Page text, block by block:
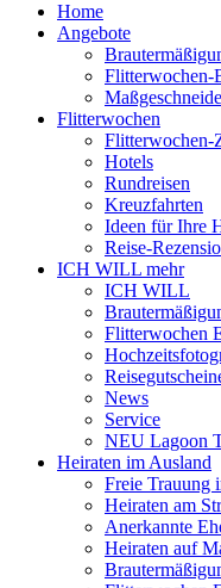
Home
Angebote
Flitterwochen-
Flitterwochen
Flitterwochen-
Hotels
Rundreisen
Kreuzfahrten
Ideen für Ihre
Reise-
ICH WILL mehr
ICH WILL
Flitterwochen
News
Service
NEU Lagoon
Heiraten im Ausland
Freie Trauung
Heiraten am
Anerkannte
Heiraten auf